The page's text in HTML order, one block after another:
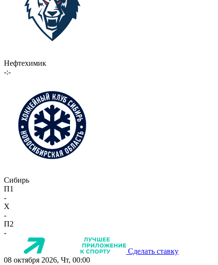
Нефтехимик
-:-
Сибирь
П1
-
X
-
П2
-
Сделать ставку
08 октября 2026, Чт, 00:00